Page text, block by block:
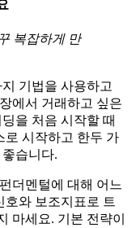
복잡하게 만
기법을 사용하고
에서 거래하고 싶은
을 처음 시작할 때
로 시작하고 한두 가
습니다.
더멘털에 대해 어느
호와 보조지표로 트
마세요. 기본 전략이